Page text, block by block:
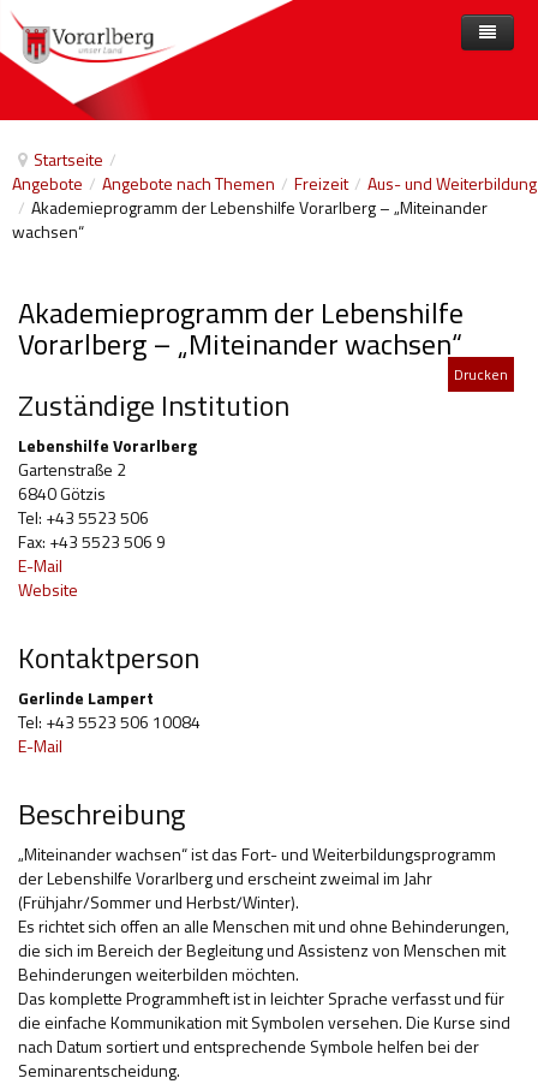
Startseite /
Angebote / Angebote nach Themen / Freizeit / Aus- und Weiterbildung
/ Akademieprogramm der Lebenshilfe Vorarlberg – „Miteinander
wachsen“
Akademieprogramm der Lebenshilfe
Vorarlberg – „Miteinander wachsen“
Drucken
Zuständige Institution
Lebenshilfe Vorarlberg
Gartenstraße 2
6840 Götzis
Tel: +43 5523 506
Fax: +43 5523 506 9
E-Mail
Website
Kontaktperson
Gerlinde Lampert
Tel: +43 5523 506 10084
E-Mail
Beschreibung
„Miteinander wachsen“ ist das Fort- und Weiterbildungsprogramm
der Lebenshilfe Vorarlberg und erscheint zweimal im Jahr
(Frühjahr/Sommer und Herbst/Winter).
Es richtet sich offen an alle Menschen mit und ohne Behinderungen,
die sich im Bereich der Begleitung und Assistenz von Menschen mit
Behinderungen weiterbilden möchten.
Das komplette Programmheft ist in leichter Sprache verfasst und für
die einfache Kommunikation mit Symbolen versehen. Die Kurse sind
nach Datum sortiert und entsprechende Symbole helfen bei der
Seminarentscheidung.
Home
Angebote nach Themen
Arbeit und Beschäftigung
Beihilfen, finanzielle Unterstützungen
Gesetze und Verordnungen
Gesetzliche Vertretungen
Gesundheitliche Rehabilitation
Hilfsmittel und Heilbehelfe
Selbsthilfe und Selbstvertretung
Pflege, Pflegende Angehörige
Wohnen
Angebote A-Z
Anbieter
Aktuelles